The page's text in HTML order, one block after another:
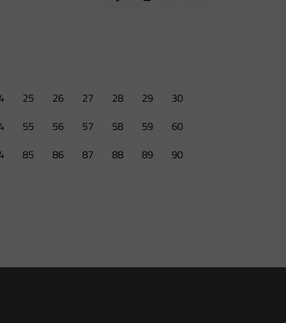
25 26 27 28 29
30
55 56 57 58 59
60
85 86 87 88 89
90